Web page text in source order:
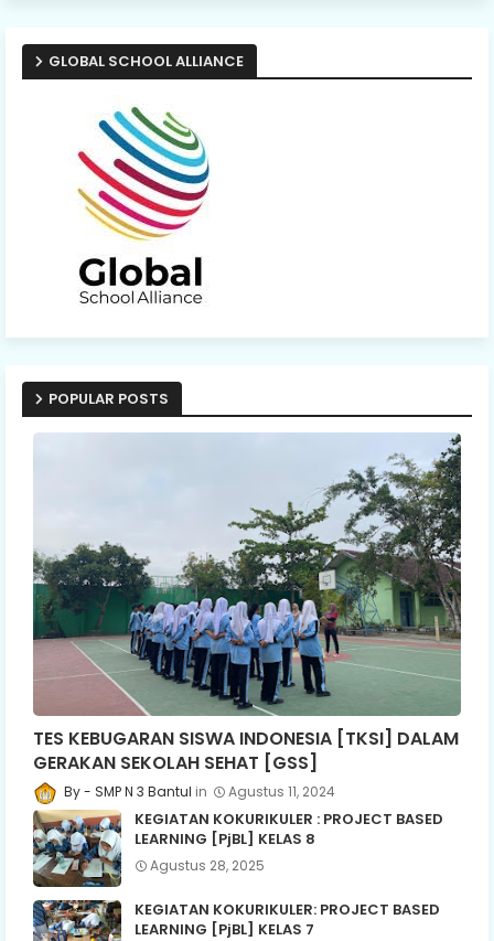
GLOBAL SCHOOL ALLIANCE
POPULAR POSTS
TES KEBUGARAN SISWA INDONESIA [TKSI] DALAM
GERAKAN SEKOLAH SEHAT [GSS]
SMP N 3 Bantul Agustus 11, 2024
KEGIATAN KOKURIKULER : PROJECT BASED
LEARNING [PjBL] KELAS 8
Agustus 28, 2025
KEGIATAN KOKURIKULER: PROJECT BASED
LEARNING [PjBL] KELAS 7